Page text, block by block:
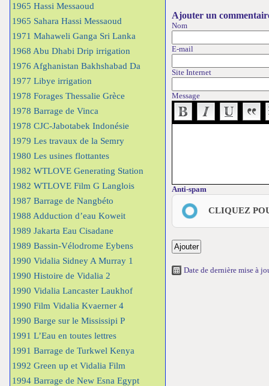
1965 Hassi Messaoud
1965 Sahara Hassi Messaoud
1971 Mahaweli Ganga Sri Lanka
1968 Abu Dhabi Drip irrigation
1976 Afghanistan Bakhshabad Da
1977 Libye irrigation
1978 Forages Thessalie Grèce
1978 Barrage de Vinca
1978 CJC-Jabotabek Indonésie
1979 Les travaux de la Semry
1980 Les usines flottantes
1982 WTLOVE Generating Station
1982 WTLOVE Film G Langlois
1987 Barrage de Nangbéto
1988 Adduction d’eau Koweit
1989 Jakarta Eau Cisadane
1989 Bassin-Vélodrome Eybens
1990 Vidalia Sidney A Murray 1
1990 Histoire de Vidalia 2
1990 Vidalia Lancaster Laukhof
1990 Film Vidalia Kvaerner 4
1990 Barge sur le Mississipi P
1991 L’Eau en toutes lettres
1991 Barrage de Turkwel Kenya
1992 Green up et Vidalia Film
1994 Barrage de New Esna Egypt
Ajouter un
Nom
E-mail
Site Internet
Message
Anti-spam
CLIQUEZ
Date de dernière mise à